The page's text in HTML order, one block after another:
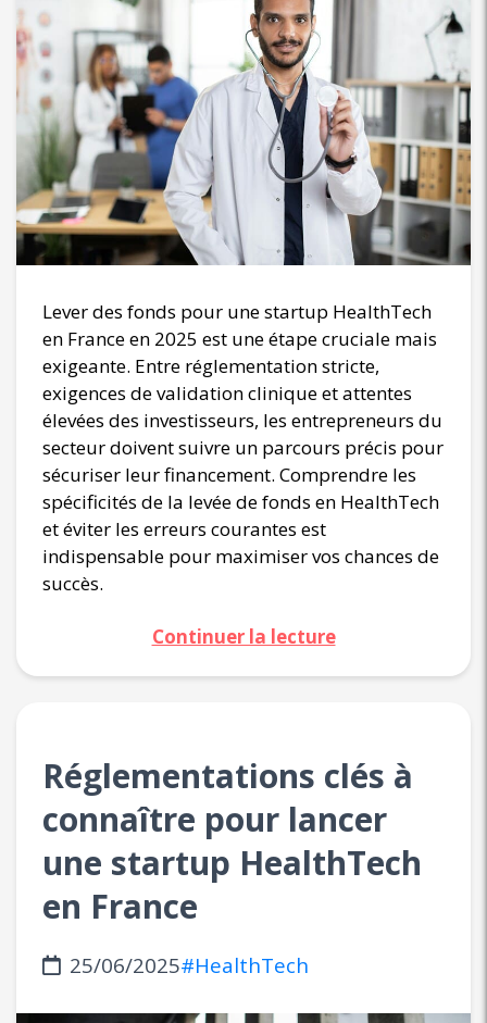
Lever des fonds pour une startup HealthTech
en France en 2025 est une étape cruciale mais
exigeante. Entre réglementation stricte,
exigences de validation clinique et attentes
élevées des investisseurs, les entrepreneurs du
secteur doivent suivre un parcours précis pour
sécuriser leur financement. Comprendre les
spécificités de la levée de fonds en HealthTech
et éviter les erreurs courantes est
indispensable pour maximiser vos chances de
succès.
Continuer la lecture
Réglementations clés à
connaître pour lancer
une startup HealthTech
en France
25/06/2025#HealthTech